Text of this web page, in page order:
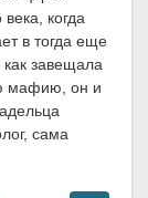
когда
в тогда еще
завещала
мафию, он и
сама